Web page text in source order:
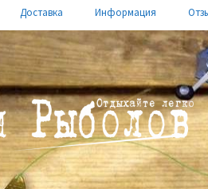
Доставка Информация